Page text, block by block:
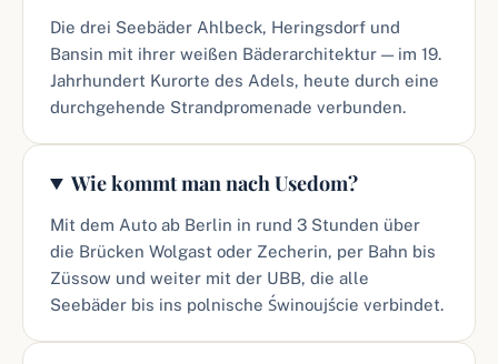
Die drei Seebäder Ahlbeck, Heringsdorf und
Bansin mit ihrer weißen Bäderarchitektur — im 19.
Jahrhundert Kurorte des Adels, heute durch eine
durchgehende Strandpromenade verbunden.
Wie kommt man nach Usedom?
Mit dem Auto ab Berlin in rund 3 Stunden über
die Brücken Wolgast oder Zecherin, per Bahn bis
Züssow und weiter mit der UBB, die alle
Seebäder bis ins polnische Świnoujście verbindet.